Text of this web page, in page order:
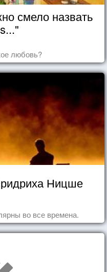
смело назвать
любовь?
Ницше
во все времена.